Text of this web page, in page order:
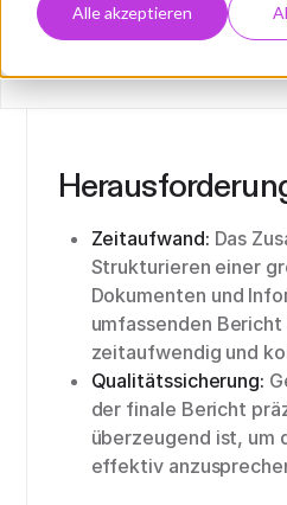
Alle akzeptieren
Zeitaufwand: Das
Strukturieren einer
Dokumenten und
umfassenden Bericht
zeitaufwendig und
Qualitätssicherung:
der finale Bericht
überzeugend ist, um
effektiv